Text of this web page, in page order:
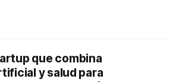
que combina
y salud para